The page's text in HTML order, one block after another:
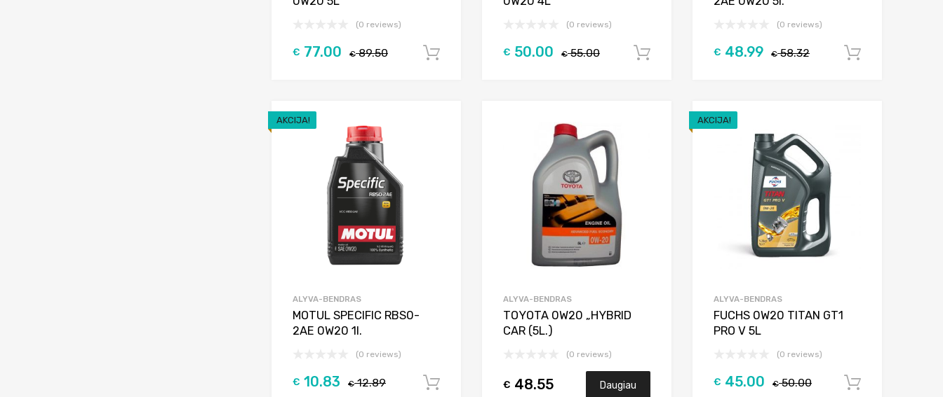
(0 reviews)
€89.50
€ 77.00 Į krepšelį
(0 reviews)
€55.00
€ 50.00 Į krepšelį
(0 reviews)
€58.32
€ 48.99
AKCIJA!
ALYVA-BENDRAS
MOTUL SPECIFIC RBS0-
2AE 0W20 1l.
(0 reviews)
€12.89
€ 10.83 Į krepšelį
Add to Wishlist
ALYVA-BENDRAS
TOYOTA 0W20 „HYBRID
CAR (5L.)
(0 reviews)
€ 48.55 Daugiau
AKCIJA!
ALYVA-BENDRAS
FUCHS 0W20 TITAN GT1
PRO V 5L
(0 reviews)
€50.00
€ 45.00